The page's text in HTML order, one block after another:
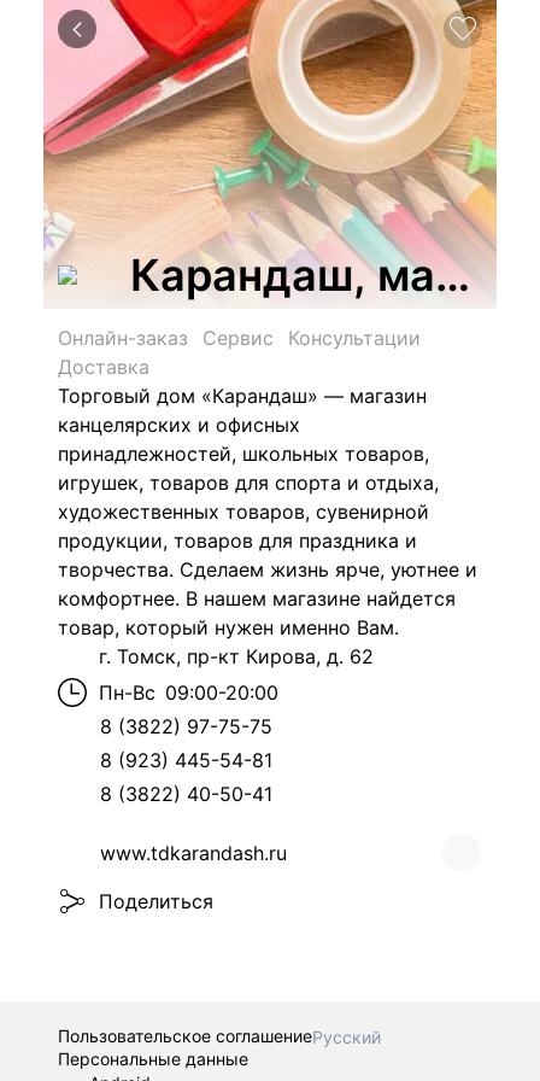
Карандаш,
Онлайн-заказ Сервис
Консультации
Доставка
Торговый дом «Карандаш» — магазин
канцелярских и офисных
принадлежностей, школьных товаров,
игрушек, товаров для спорта и отдыха,
художественных товаров, сувенирной
продукции, товаров для праздника и
творчества. Сделаем жизнь ярче, уютнее и
комфортнее. В нашем магазине найдется
товар, который нужен именно Вам.
г. Томск, пр-кт Кирова, д. 62
Пн-Вс 09:00-20:00
8 (3822) 97-75-75
8 (923) 445-54-81
8 (3822) 40-50-41
www.tdkarandash.ru
Поделиться
Пользовательское соглашениеРусский
Персональные данные